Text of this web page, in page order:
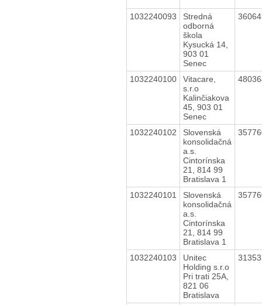
1032240093
Stredná
odborná
škola
Kysucká 14,
903 01
Senec
1032240100
Vitacare,
s.r.o
Kalinčiakova
45, 903 01
Senec
1032240102
Slovenská
konsolidačná
a.s.
Cintorínska
21, 814 99
Bratislava 1
1032240101
Slovenská
konsolidačná
a.s.
Cintorínska
21, 814 99
Bratislava 1
1032240103
Unitec
Holding s.r.o
Pri trati 25A,
821 06
Bratislava